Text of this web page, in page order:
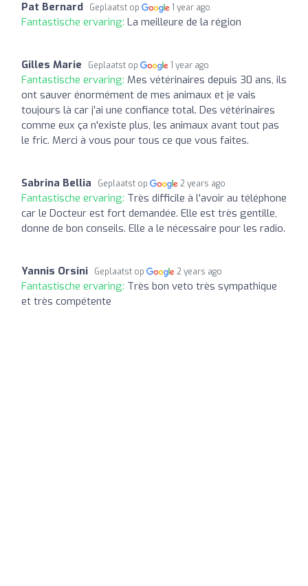
Pat Bernard Geplaatst op 1 year ago
Fantastische ervaring: La meilleure de la région
Gilles Marie Geplaatst op 1 year ago
Fantastische ervaring: Mes vétérinaires depuis 30 ans, ils
ont sauver énormément de mes animaux et je vais
toujours là car j'ai une confiance total. Des vétérinaires
comme eux ça n'existe plus, les animaux avant tout pas
le fric. Merci à vous pour tous ce que vous faites.
Sabrina Bellia Geplaatst op 2 years ago
Fantastische ervaring: Très difficile à l'avoir au téléphone
car le Docteur est fort demandée. Elle est très gentille,
donne de bon conseils. Elle a le nécessaire pour les radio.
Yannis Orsini Geplaatst op 2 years ago
Fantastische ervaring: Très bon veto très sympathique
et très compétente